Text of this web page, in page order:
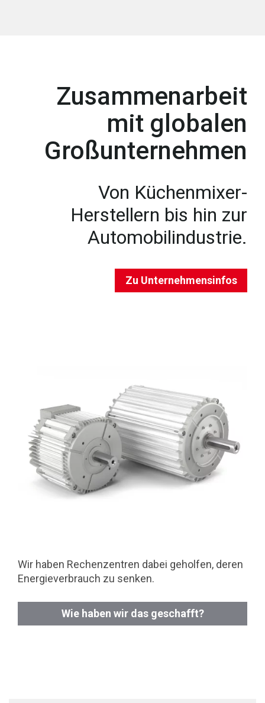
Zusammenarbeit
mit globalen
Großunternehmen
Von Küchenmixer-
Herstellern bis hin zur
Automobilindustrie.
Zu Unternehmensinfos
Wir haben Rechenzentren dabei geholfen, deren
Energieverbrauch zu senken.
Wie haben wir das geschafft?